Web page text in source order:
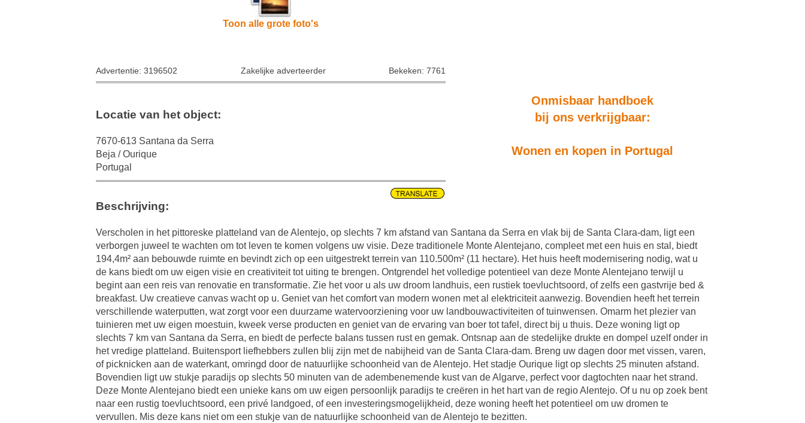
Toon alle grote foto's
Advertentie: 3196502 Zakelijke adverteerder Bekeken: 7761
Onmisbaar handboek
bij ons verkrijgbaar:
Wonen en kopen in Portugal
Locatie van het object:
7670-613 Santana da Serra
Beja / Ourique
Portugal
Beschrijving:
Verscholen in het pittoreske platteland van de Alentejo, op slechts 7 km afstand van Santana da Serra en vlak bij de Santa Clara-dam, ligt een
verborgen juweel te wachten om tot leven te komen volgens uw visie. Deze traditionele Monte Alentejano, compleet met een huis en stal, biedt
194,4m² aan bebouwde ruimte en bevindt zich op een uitgestrekt terrein van 110.500m² (11 hectare). Het huis heeft modernisering nodig, wat u
de kans biedt om uw eigen visie en creativiteit tot uiting te brengen. Ontgrendel het volledige potentieel van deze Monte Alentejano terwijl u
begint aan een reis van renovatie en transformatie. Zie het voor u als uw droom landhuis, een rustiek toevluchtsoord, of zelfs een gastvrije bed &
breakfast. Uw creatieve canvas wacht op u. Geniet van het comfort van modern wonen met al elektriciteit aanwezig. Bovendien heeft het terrein
verschillende waterputten, wat zorgt voor een duurzame watervoorziening voor uw landbouwactiviteiten of tuinwensen. Omarm het plezier van
tuinieren met uw eigen moestuin, kweek verse producten en geniet van de ervaring van boer tot tafel, direct bij u thuis. Deze woning ligt op
slechts 7 km van Santana da Serra, en biedt de perfecte balans tussen rust en gemak. Ontsnap aan de stedelijke drukte en dompel uzelf onder in
het vredige platteland. Buitensport liefhebbers zullen blij zijn met de nabijheid van de Santa Clara-dam. Breng uw dagen door met vissen, varen,
of picknicken aan de waterkant, omringd door de natuurlijke schoonheid van de Alentejo. Het stadje Ourique ligt op slechts 25 minuten afstand.
Bovendien ligt uw stukje paradijs op slechts 50 minuten van de adembenemende kust van de Algarve, perfect voor dagtochten naar het strand.
Deze Monte Alentejano biedt een unieke kans om uw eigen persoonlijk paradijs te creëren in het hart van de regio Alentejo. Of u nu op zoek bent
naar een rustig toevluchtsoord, een privé landgoed, of een investeringsmogelijkheid, deze woning heeft het potentieel om uw dromen te
vervullen. Mis deze kans niet om een stukje van de natuurlijke schoonheid van de Alentejo te bezitten.